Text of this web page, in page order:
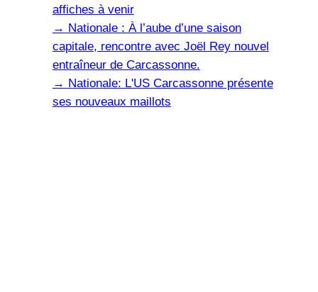
affiches à venir
→ Nationale : À l’aube d’une saison
capitale, rencontre avec Joël Rey nouvel
entraîneur de Carcassonne.
→ Nationale: L'US Carcassonne présente
ses nouveaux maillots